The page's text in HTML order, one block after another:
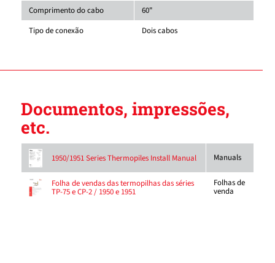
Comprimento do cabo
60"
Tipo de conexão
Dois cabos
Documentos, impressões,
etc.
1950/1951 Series Thermopiles Install Manual Manuals
Folha de vendas das termopilhas das séries
TP-75 e CP-2 / 1950 e 1951
Folhas de
venda